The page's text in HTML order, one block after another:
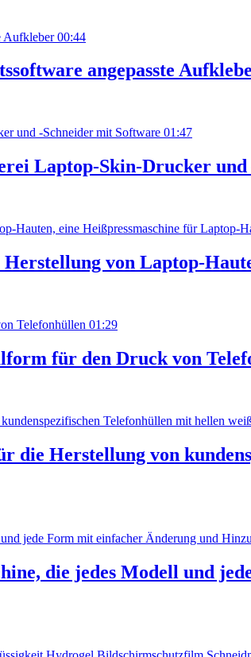
00:44
angepasste
01:47
Laptop-Skin-Drucker
von Laptop-
01:29
für den Druck von
die Herstellung von
die jedes Modell und